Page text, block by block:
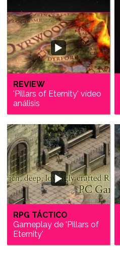
REVIEW
'Pillars of Eternity' vídeo
análisis
RPG TÁCTICO
Gameplay de 'Pillars of
Eternity'